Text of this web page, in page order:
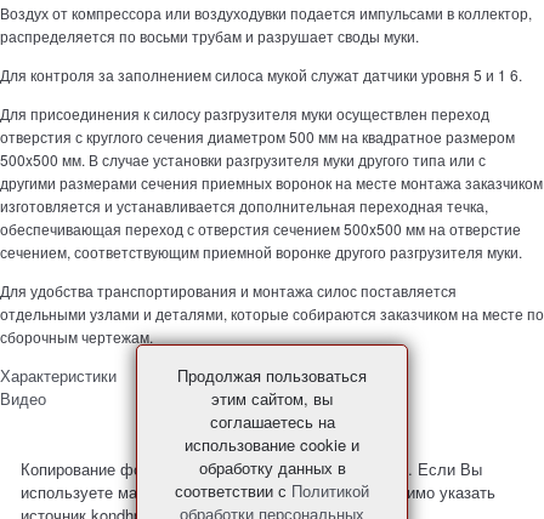
Воздух от компрессора или воздуходувки подается импульсами в коллектор,
распределяется по восьми трубам и разрушает своды муки.
Для контроля за заполнением силоса мукой служат датчики уровня 5 и 1 6.
Для присоединения к силосу разгрузителя муки осуществлен переход
отверстия с круглого сечения диаметром 500 мм на квадратное размером
500x500 мм. В случае установки разгрузителя муки другого типа или с
другими размерами сечения приемных воронок на месте монтажа заказчиком
изготовляется и устанавливается дополнительная переходная течка,
обеспечивающая переход с отверстия сечением 500x500 мм на отверстие
сечением, соответствующим приемной воронке другого разгрузителя муки.
Для удобства транспортирования и монтажа силос поставляется
отдельными узлами и деталями, которые собираются заказчиком на месте по
сборочным чертежам.
Характеристики
Видео
Копирование фото и материалов с сайта запрещено. Если Вы
используете материалы с нашего сайта, то необходимо указать
Продолжая пользоваться
этим сайтом, вы
соглашаетесь на
использование cookie и
обработку данных в
соответствии с Политикой
обработки персональных